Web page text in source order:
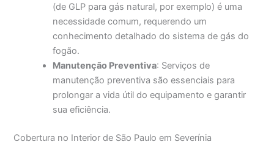
(de GLP para gás natural, por exemplo) é uma
necessidade comum, requerendo um
conhecimento detalhado do sistema de gás do
fogão.
Manutenção Preventiva: Serviços de
manutenção preventiva são essenciais para
prolongar a vida útil do equipamento e garantir
sua eficiência.
Cobertura no Interior de São Paulo em Severínia